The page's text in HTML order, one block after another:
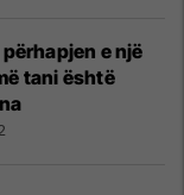
e një
tani është